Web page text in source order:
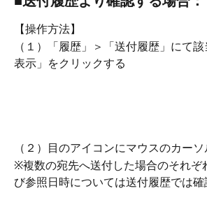
【操作方法】
（１）「履歴」＞「送付履歴」にて
表示」をクリックする
（２）目のアイコンにマウスのカー
※複数の宛先へ送付した場合のそれぞ
び参照日時については送付履歴では確